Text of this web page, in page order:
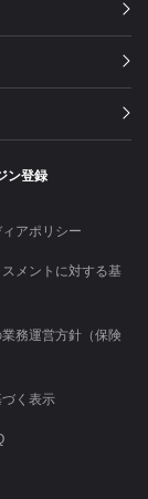
ン登録
アポリシー
メントに対する基
務運営方針（保険
く表示